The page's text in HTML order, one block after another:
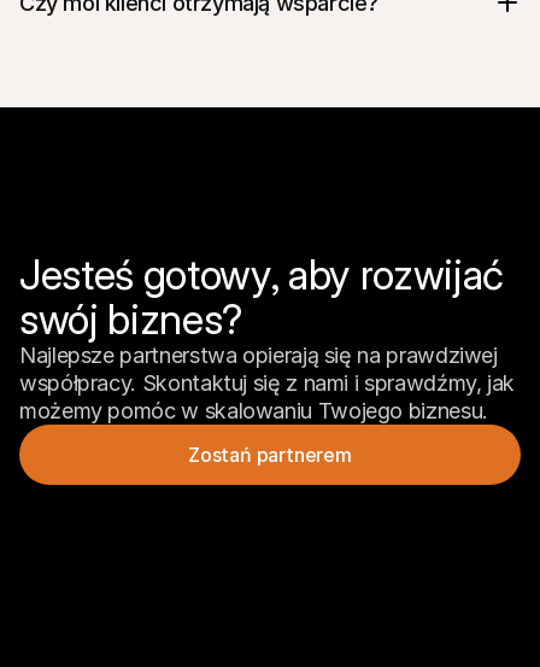
Jesteś gotowy, aby rozwijać
swój biznes?
Najlepsze partnerstwa opierają się na prawdziwej
współpracy. Skontaktuj się z nami i sprawdźmy, jak
możemy pomóc w skalowaniu Twojego biznesu.
Zostań partnerem